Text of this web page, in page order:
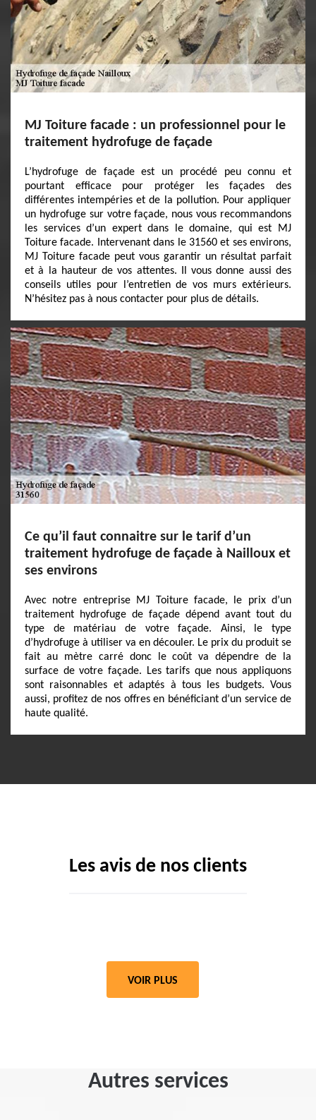
MJ Toiture facade : un professionnel pour le
traitement hydrofuge de façade
L’hydrofuge de façade est un procédé peu connu et
pourtant efficace pour protéger les façades des
différentes intempéries et de la pollution. Pour appliquer
un hydrofuge sur votre façade, nous vous recommandons
les services d’un expert dans le domaine, qui est MJ
Toiture facade. Intervenant dans le 31560 et ses environs,
MJ Toiture facade peut vous garantir un résultat parfait
et à la hauteur de vos attentes. Il vous donne aussi des
conseils utiles pour l’entretien de vos murs extérieurs.
N’hésitez pas à nous contacter pour plus de détails.
Ce qu’il faut connaitre sur le tarif d’un
traitement hydrofuge de façade à Nailloux et
ses environs
Avec notre entreprise MJ Toiture facade, le prix d’un
traitement hydrofuge de façade dépend avant tout du
type de matériau de votre façade. Ainsi, le type
d’hydrofuge à utiliser va en découler. Le prix du produit se
fait au mètre carré donc le coût va dépendre de la
surface de votre façade. Les tarifs que nous appliquons
sont raisonnables et adaptés à tous les budgets. Vous
aussi, profitez de nos offres en bénéficiant d’un service de
haute qualité.
Les avis de nos clients
VOIR PLUS
Autres services